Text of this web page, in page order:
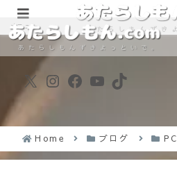
890861698 890861698
X Instagram
Facebook
YouTube
Home ブログ PC
メニュー